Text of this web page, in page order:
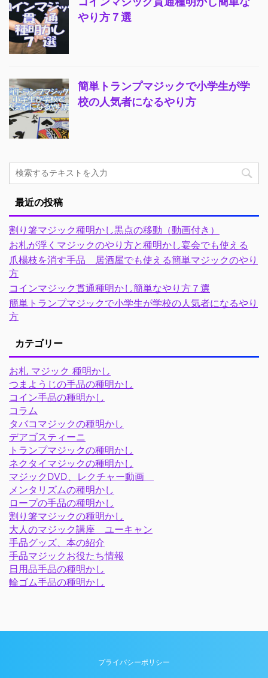
やり方７選
簡単トランプマジックで小学生が学
校の人気者になるやり方
最近の投稿
割り箸マジック種明かし黒点の移動（動画付き）
お札が浮くマジックのやり方と種明かし宴会でも使える
爪楊枝を消す手品 居酒屋でも使える簡単マジックのやり
方
コインマジック貫通種明かし簡単なやり方７選
簡単トランプマジックで小学生が学校の人気者になるやり
方
カテゴリー
お札 マジック 種明かし
つまようじの手品の種明かし
コイン手品の種明かし
コラム
タバコマジックの種明かし
デアゴスティーニ
トランプマジックの種明かし
ネクタイマジックの種明かし
マジックDVD、レクチャー動画
メンタリズムの種明かし
ロープの手品の種明かし
割り箸マジックの種明かし
大人のマジック講座 ユーキャン
手品グッズ、本の紹介
手品マジックお役たち情報
日用品手品の種明かし
輪ゴム手品の種明かし
プライバシーポリシー